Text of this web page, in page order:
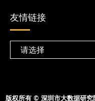
友情链接
版权所有 © 深圳市大数据研究